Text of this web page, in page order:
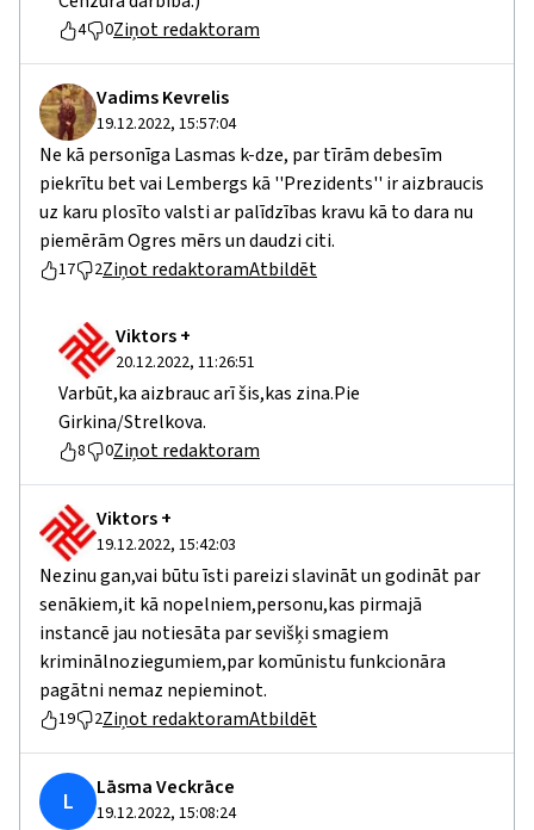
4 0Ziņot redaktoram
Vadims Kevrelis
19.12.2022, 15:57:04
Ne kā personīga Lasmas k-dze, par tīrām debesīm
piekrītu bet vai Lembergs kā ''Prezidents'' ir aizbraucis
uz karu plosīto valsti ar palīdzības kravu kā to dara nu
piemērām Ogres mērs un daudzi citi.
17 2Ziņot redaktoramAtbildēt
Viktors +
20.12.2022, 11:26:51
Varbūt,ka aizbrauc arī šis,kas zina.Pie
Girkina/Strelkova.
8 0Ziņot redaktoram
Viktors +
19.12.2022, 15:42:03
Nezinu gan,vai būtu īsti pareizi slavināt un godināt par
senākiem,it kā nopelniem,personu,kas pirmajā
instancē jau notiesāta par sevišķi smagiem
kriminālnoziegumiem,par komūnistu funkcionāra
pagātni nemaz nepieminot.
19 2Ziņot redaktoramAtbildēt
L Lāsma Veckrāce
19.12.2022, 15:08:24